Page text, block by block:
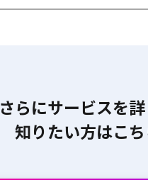
さらにサービスを詳
知りたい方はこち